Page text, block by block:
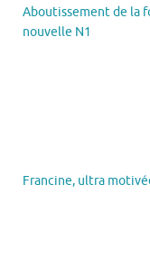
Aboutissement de la
nouvelle N1
Francine, ultra